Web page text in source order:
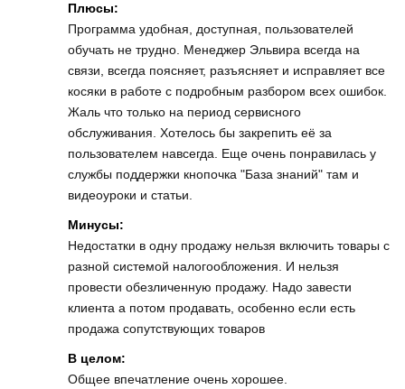
Плюсы:
Программа удобная, доступная, пользователей
обучать не трудно. Менеджер Эльвира всегда на
связи, всегда поясняет, разъясняет и исправляет все
косяки в работе с подробным разбором всех ошибок.
Жаль что только на период сервисного
обслуживания. Хотелось бы закрепить её за
пользователем навсегда. Еще очень понравилась у
службы поддержки кнопочка "База знаний" там и
видеоуроки и статьи.
Минусы:
Недостатки в одну продажу нельзя включить товары с
разной системой налогообложения. И нельзя
провести обезличенную продажу. Надо завести
клиента а потом продавать, особенно если есть
продажа сопутствующих товаров
В целом:
Общее впечатление очень хорошее.